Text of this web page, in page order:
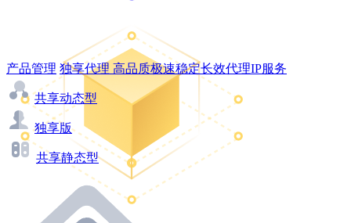
产品管理 独享代理 高品质极速稳定长效代理IP服务
共享动态型
独享版
共享静态型